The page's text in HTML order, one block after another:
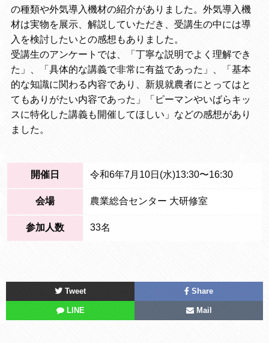
の種類や外気導入機材の紹介がありました。外気導入機
材は実物を展示、解説していただき、受講生の中には導
入を検討したいとの感想もありました。
受講生のアンケートでは、「丁寧な説明でよく理解でき
た」、「具体的な講義で非常に有益であった」、「基本
的な知識に関わる内容であり、新規就農者にとってはと
てもありがたい内容であった」「ピーマンやいばらキッ
スに特化した講義も開催してほしい」などの感想があり
ました。
開催日 令和6年7月10日(水)13:30〜16:30
会場 農業総合センター 大研修室
参加人数 33名
Tweet Share
LINE Mail